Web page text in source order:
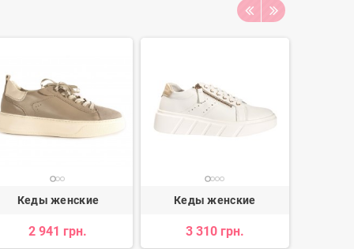
Кеды женские
2 941 грн.
Кеды женские
3 310 грн.